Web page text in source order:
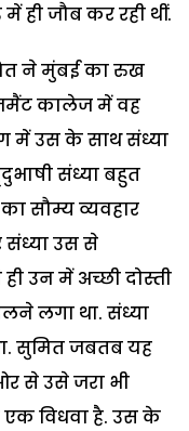
जौब कर रही थीं.
ने मुंबई का रुख
कालेज में वह
में उस के साथ संध्या
संध्या बहुत
सौम्य व्यवहार
संध्या उस से
उन में अच्छी दोस्ती
लगा था. संध्या
सुमित जबतब यह
से उसे जरा भी
एक विधवा है. उस के